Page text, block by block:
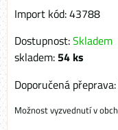
Import kód: 43788
Dostupnost:Skladem
skladem:54 ks